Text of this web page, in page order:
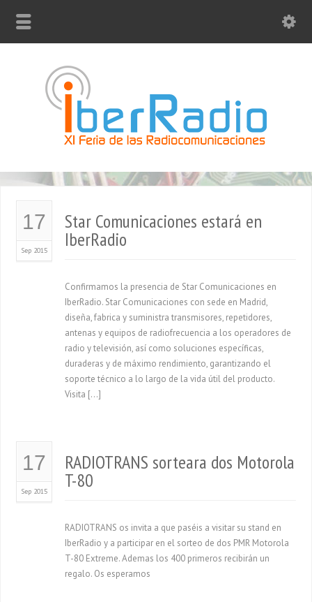
17
Sep 2015
Star Comunicaciones estará en
IberRadio
Confirmamos la presencia de Star Comunicaciones en
IberRadio. Star Comunicaciones con sede en Madrid,
diseña, fabrica y suministra transmisores, repetidores,
antenas y equipos de radiofrecuencia a los operadores de
radio y televisión, así como soluciones específicas,
duraderas y de máximo rendimiento, garantizando el
soporte técnico a lo largo de la vida útil del producto.
Visita […]
17
Sep 2015
RADIOTRANS sorteara dos Motorola
T-80
RADIOTRANS os invita a que paséis a visitar su stand en
IberRadio y a participar en el sorteo de dos PMR Motorola
T-80 Extreme. Ademas los 400 primeros recibirán un
regalo. Os esperamos